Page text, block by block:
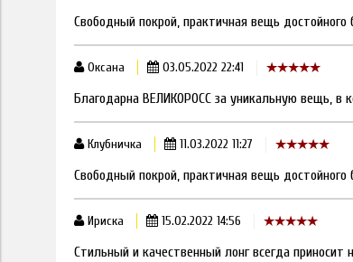
Свободный покрой, практичная вещь достойного
Оксана 03.05.2022 22:41
Благодарна ВЕЛИКОРОСС за уникальную вещь, в
Клубничка 11.03.2022 11:27
Свободный покрой, практичная вещь достойного
Ириска 15.02.2022 14:56
Стильный и качественный лонг всегда